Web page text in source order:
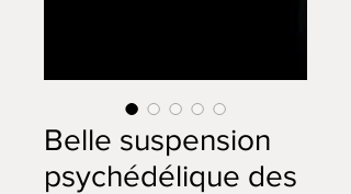
Belle suspension
psychédélique des